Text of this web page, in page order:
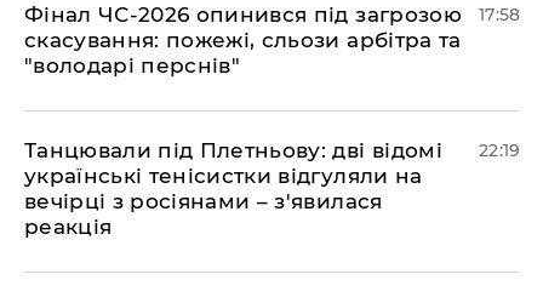
​Фінал ЧС-2026 опинився під загрозою
скасування: пожежі, сльози арбітра та
"володарі перснів"
17:58
​Танцювали під Плетньову: дві відомі
українські тенісистки відгуляли на
вечірці з росіянами – з'явилася
реакція
22:19